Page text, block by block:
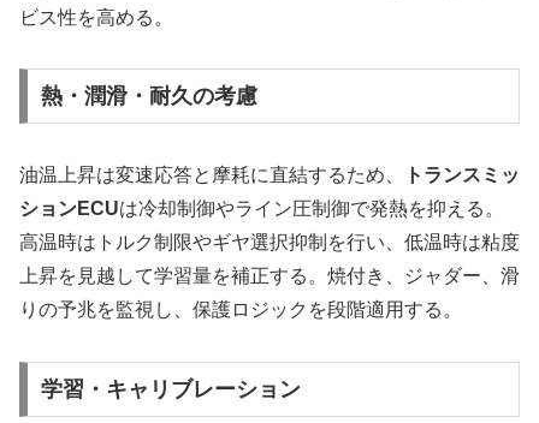
ビス性を高める。
熱・潤滑・耐久の考慮
油温上昇は変速応答と摩耗に直結するため、
トランスミッ
ションECUは冷却制御やライン圧制御で発熱を抑える。
高温時はトルク制限やギヤ選択抑制を行い、低温時は粘度
上昇を見越して学習量を補正する。焼付き、ジャダー、滑
りの予兆を監視し、保護ロジックを段階適用する。
学習・キャリブレーション